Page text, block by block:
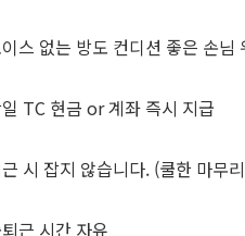
스 없는 방도 컨디션 좋은 손님
TC 현금 or 계좌 즉시 지급
시 잡지 않습니다. (쿨한 마무
근 시간 자유